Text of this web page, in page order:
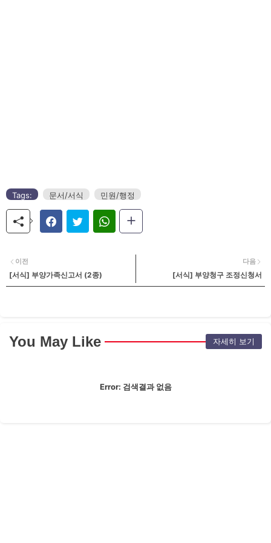
Tags: 문서/서식 민원/행정
다음
[서식] 부양청구 조정신청서
이전
[서식] 부양가족신고서 (2종)
You May Like 자세히 보기
Error: 검색결과 없음